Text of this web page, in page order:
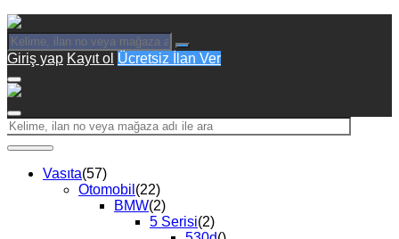
Giriş yap Kayıt ol Ücretsiz İlan Ver
Vasıta(57)
Otomobil (22)
BMW(2)
5 Serisi(2)